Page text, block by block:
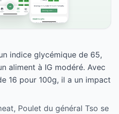
indice glycémique de 65,
aliment à IG modéré. Avec
16 pour 100g, il a un impact
Poulet du général Tso se